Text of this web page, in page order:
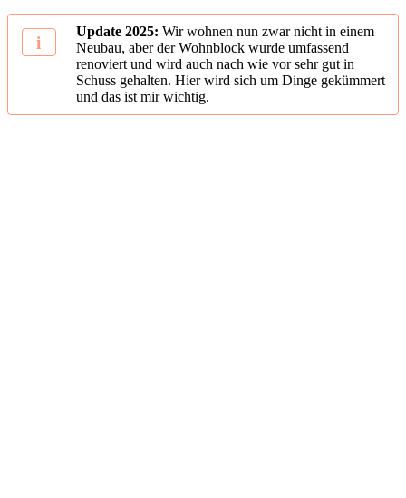
Update 2025: Wir wohnen nun zwar nicht in einem
Neubau, aber der Wohnblock wurde umfassend
renoviert und wird auch nach wie vor sehr gut in
Schuss gehalten. Hier wird sich um Dinge gekümmert
und das ist mir wichtig.